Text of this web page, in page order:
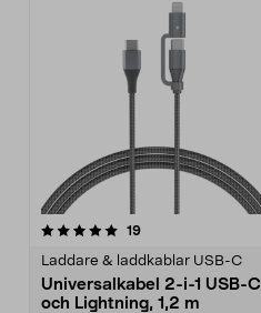
19recensioner
Laddare & laddkablar USB-C
Universalkabel 2-i-1 USB-C
och Lightning, 1,2 m